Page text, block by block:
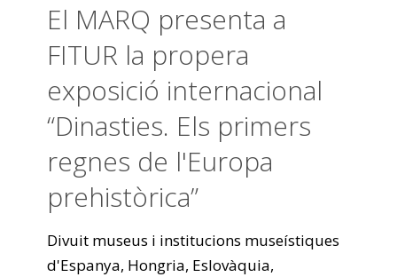
El MARQ presenta a
FITUR la propera
exposició internacional
“Dinasties. Els primers
regnes de l'Europa
prehistòrica”
Divuit museus i institucions museístiques
d'Espanya, Hongria, Eslovàquia,